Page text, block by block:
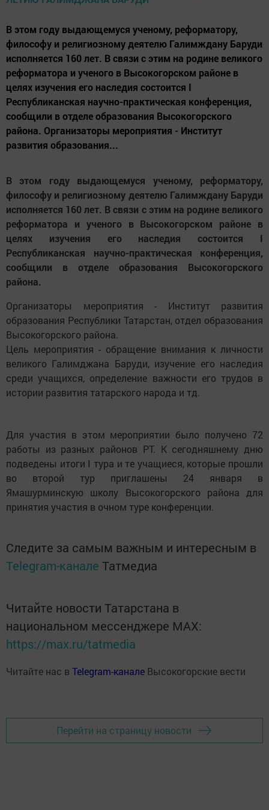
В этом году выдающемуся ученому, реформатору,
философу и религиозному деятелю Галимждану Баруди
исполняется 160 лет. В связи с этим на родине великого
реформатора и ученого в Высокогорском районе в
целях изучения его наследия состоится I
Республиканская научно-практическая конференция,
сообщили в отделе образования Высокогорского
района. Организаторы мероприятия - Институт
развития образования...
В этом году выдающемуся ученому, реформатору,
философу и религиозному деятелю Галимждану Баруди
исполняется 160 лет. В связи с этим на родине великого
реформатора и ученого в Высокогорском районе в
целях изучения его наследия состоится I
Республиканская научно-практическая конференция,
сообщили в отделе образования Высокогорского
района.
Организаторы мероприятия - Институт развития
образования Республики Татарстан, отдел образования
Высокогорского района.
Цель мероприятия - обращение внимания к личности
великого Галимджана Баруди, изучение его наследия
среди учащихся, определение важности его трудов в
истории развития татарского народа и тд.
Для участия в этом мероприятии было получено 72
работы из разных районов РТ. К сегодняшнему дню
подведены итоги I тура и те учащиеся, которые прошли
во второй тур приглашены 24 января в
Ямашурминскую школу Высокогорского района для
принятия участия в очном туре конференции.
Следите за самым важным и интересным в
Telegram-канале Татмедиа
Читайте новости Татарстана в
национальном мессенджере MАХ:
https://max.ru/tatmedia
Читайте нас в Telegram-канале Высокогорские вести
Перейти на страницу новости